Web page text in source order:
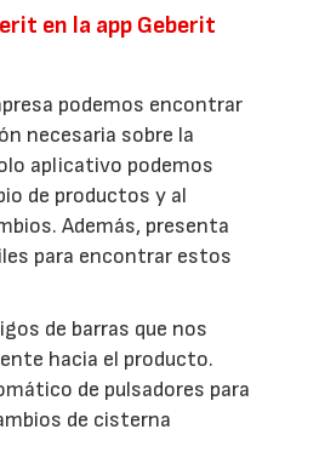
en la app Geberit
podemos encontrar
necesaria sobre la
aplicativo podemos
de productos y al
Además, presenta
para encontrar estos
de barras que nos
hacia el producto.
de pulsadores para
de cisterna